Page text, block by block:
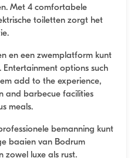
Met 4 comfortabele
toiletten zorgt het
en een zwemplatform kunt
options such
add to the experience,
and barbecue facilities
meals.
bemanning kunt
baaien van Bodrum
zowel luxe als rust.